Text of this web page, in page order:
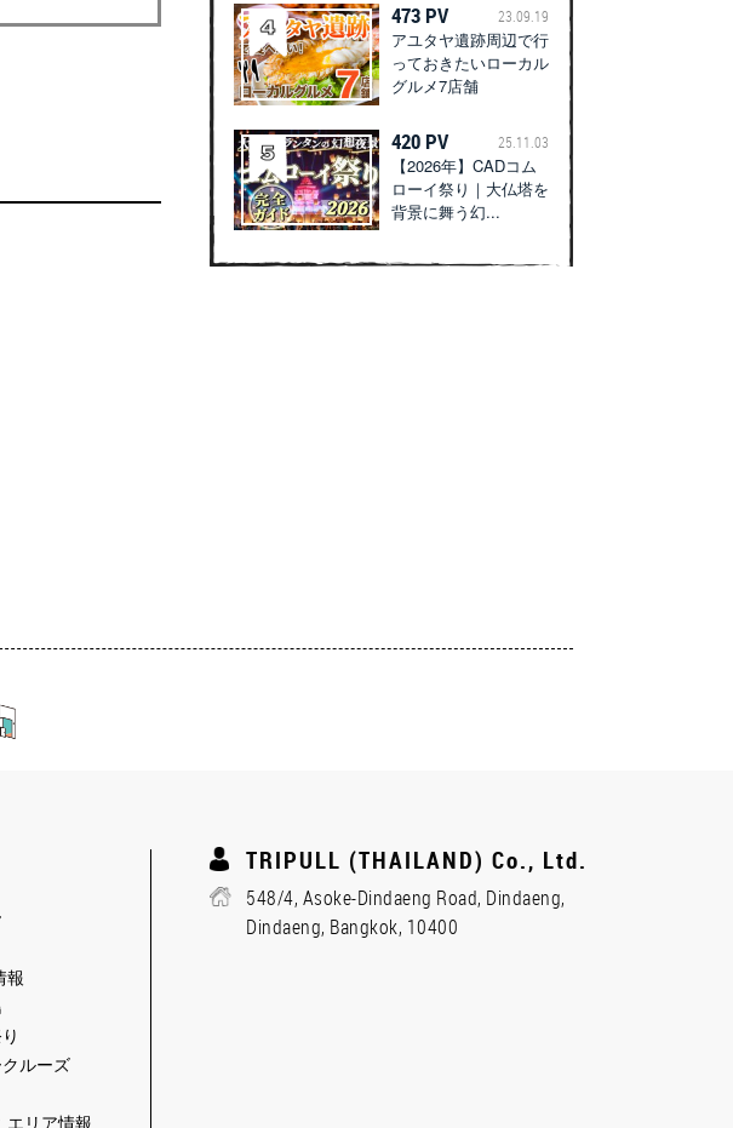
473 PV 23.09.19
アユタヤ遺跡周辺で行
っておきたいローカル
グルメ7店舗
420 PV 25.11.03
【2026年】CADコム
ローイ祭り｜大仏塔を
背景に舞う幻...
報
ルーズ
エリア情報
TRIPULL (THAILAND) Co., Ltd.
548/4, Asoke-Dindaeng Road, Dindaeng,
Dindaeng, Bangkok, 10400